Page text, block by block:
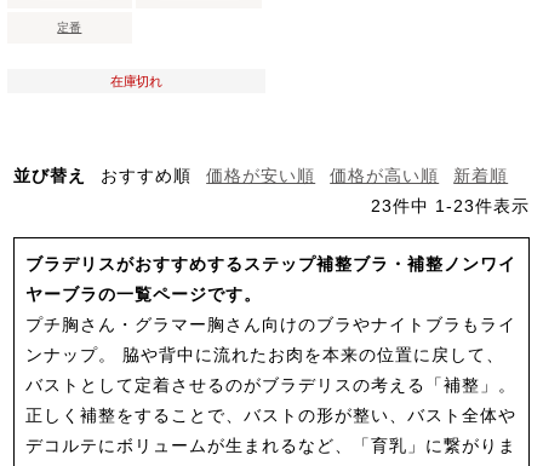
定番
在庫切れ
並び替え おすすめ順 価格が安い順 価格が高い順
新着順
23件中 1-23件表示
ブラデリスがおすすめするステップ補整ブラ・補整ノンワイ
ヤーブラの一覧ページです。
プチ胸さん・グラマー胸さん向けのブラやナイトブラもライ
ンナップ。 脇や背中に流れたお肉を本来の位置に戻して、
バストとして定着させるのがブラデリスの考える「補整」。
正しく補整をすることで、バストの形が整い、バスト全体や
デコルテにボリュームが生まれるなど、「育乳」に繋がりま